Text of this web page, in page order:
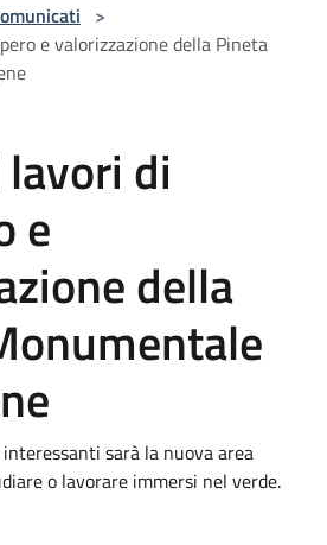
>
e valorizzazione della Pineta
di
e
della
sarà la nuova area
o lavorare immersi nel verde.